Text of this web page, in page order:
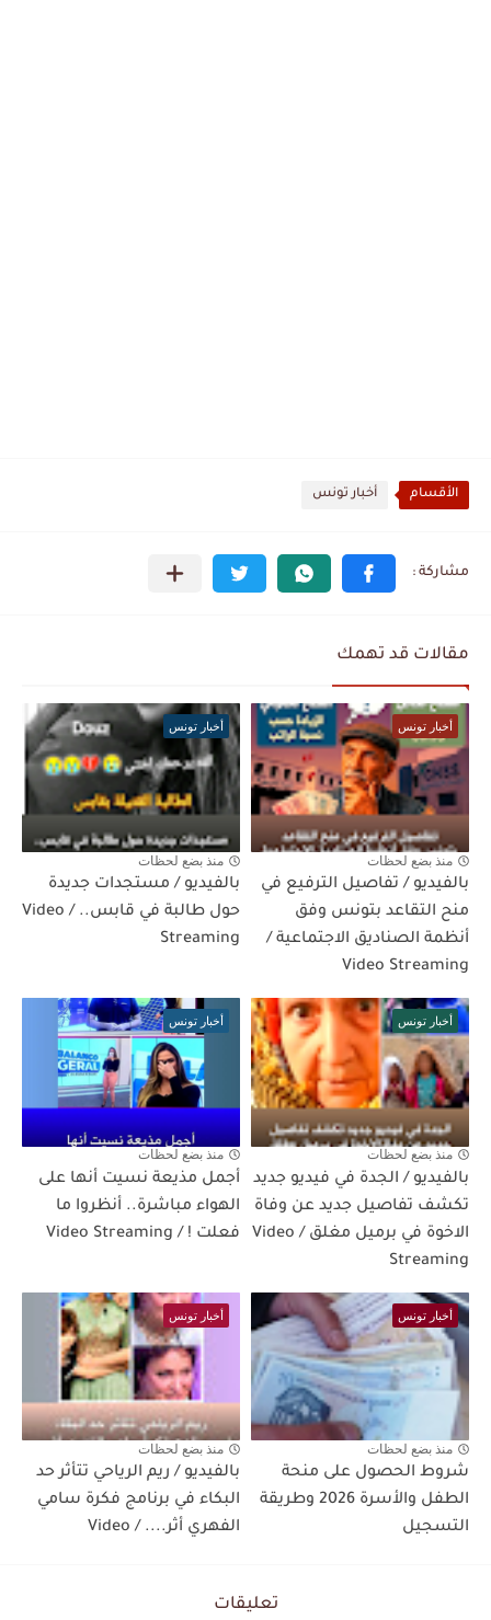
الأقسام أخبار تونس
مقالات قد تهمك
أخبار تونس
منذ بضع لحظات
بالفيديو / تفاصيل الترفيع في
منح التقاعد بتونس وفق
أنظمة الصناديق الاجتماعية /
Video Streaming
أخبار تونس
منذ بضع لحظات
بالفيديو / مستجدات جديدة
حول طالبة في قابس.. / Video
Streaming
أخبار تونس
منذ بضع لحظات
بالفيديو / الجدة في فيديو جديد
تكشف تفاصيل جديد عن وفاة
الاخوة في برميل مغلق / Video
Streaming
أخبار تونس
منذ بضع لحظات
أجمل مذيعة نسيت أنها على
الهواء مباشرة.. أنظروا ما
فعلت ! / Video Streaming
أخبار تونس
منذ بضع لحظات
شروط الحصول على منحة
الطفل والأسرة 2026 وطريقة
التسجيل
أخبار تونس
منذ بضع لحظات
بالفيديو / ريم الرياحي تتأثر حد
البكاء في برنامج فكرة سامي
الفهري أثر.... / Video
تعليقات